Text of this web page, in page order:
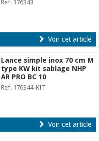
Ref. 176343
Voir cet article
Lance simple inox 70 cm M
type KW kit sablage NHP
AR PRO BC 10
Ref. 176344-KIT
Voir cet article